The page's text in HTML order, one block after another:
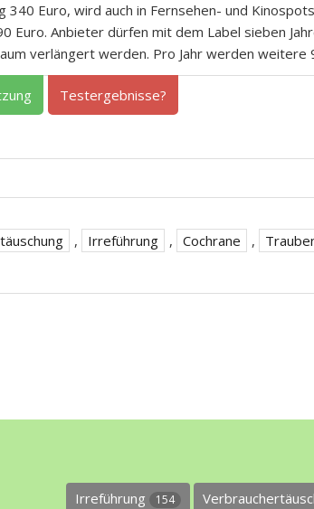
340 Euro, wird auch in Fernsehen- und
Euro. Anbieter dürfen mit dem Label sieben
verlängert werden. Pro Jahr werden weitere
Testergebnisse?
, Irreführung , Cochrane ,
Irreführung 154